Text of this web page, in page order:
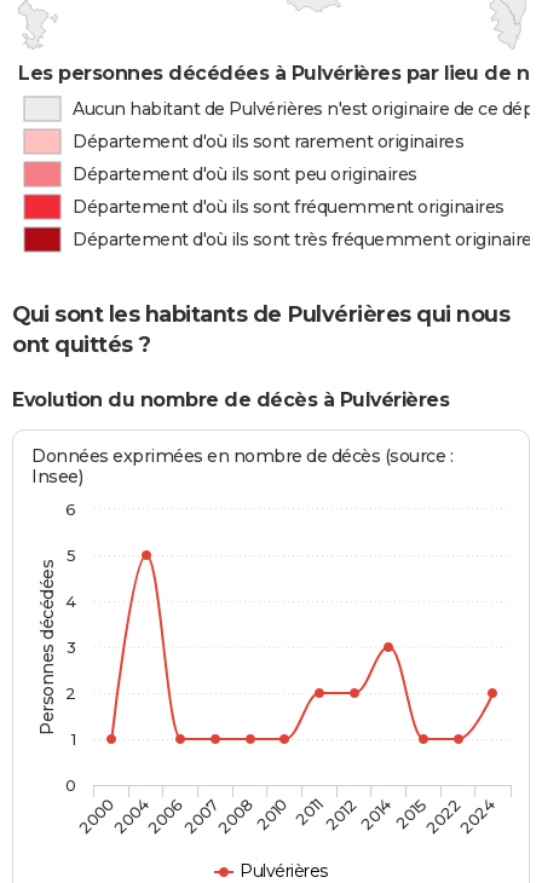
Les personnes décédées à Pulvérières par lieu de
Aucun habitant de Pulvérières n'est originaire de ce
Département d'où ils sont rarement originaires
Département d'où ils sont peu originaires
Département d'où ils sont fréquemment originaires
Département d'où ils sont très fréquemment originaires
Qui sont les habitants de Pulvérières qui nous
ont quittés ?
Evolution du nombre de décès à Pulvérières
Personnes décédées
Données exprimées en nombre de décès (source :
Insee)
Pulvérières
200020042006200720082010 201120122014201520222024
0
1
2
3
4
5
6